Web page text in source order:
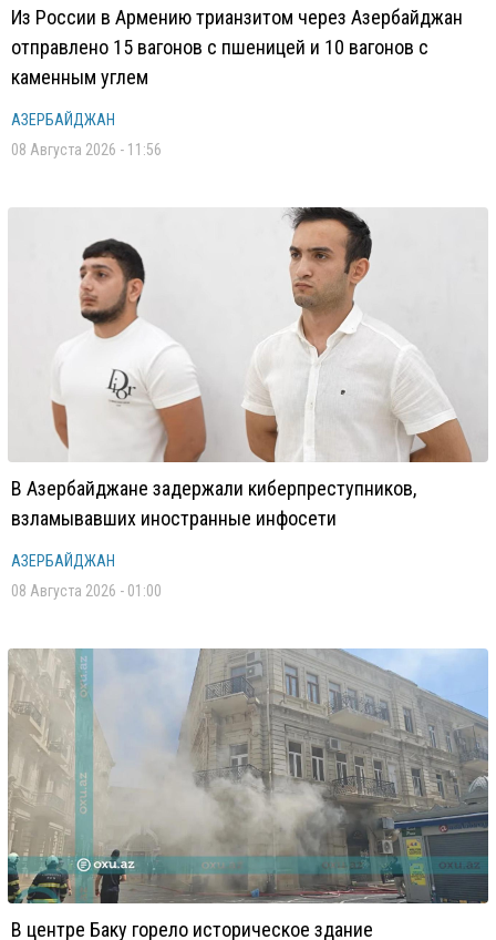
Из России в Армению трианзитом через Азербайджан
отправлено 15 вагонов с пшеницей и 10 вагонов с
каменным углем
АЗЕРБАЙДЖАН
08 Августа 2026 - 11:56
В Азербайджане задержали киберпреступников,
взламывавших иностранные инфосети
АЗЕРБАЙДЖАН
08 Августа 2026 - 01:00
В центре Баку горело историческое здание